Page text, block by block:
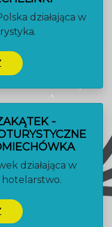
działająca w
-
działająca w